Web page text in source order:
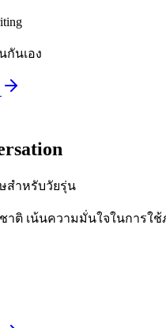
กันเอง
สำหรับวัยรุ่น
าติ เน้นความมั่นใจในการใ